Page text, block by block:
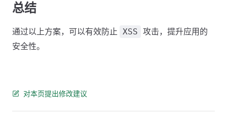
总结
通过以上方案，可以有效防止 XSS 攻击，提升应用的
安全性。
对本页提出修改建议